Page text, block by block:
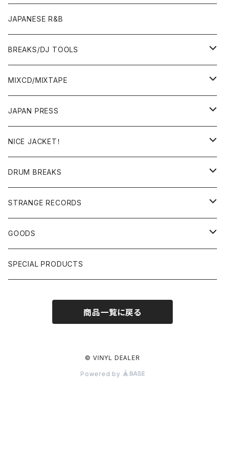
OTHERS
JAPANESE R&B
BREAKS/DJ TOOLS
BREAKS/MEGAMIX/CUT UP
RE-EDIT/DJ TOOLS
MIXCD/MIXTAPE
MIXCD
日本語ラップ
JAPANESE DJ
MIXTAPE
JAPAN PRESS
LP(+ OBI)
7"/12"
NICE JACKET！
DONUTS 45
GIRLS
HIPHOP CLASSIC GALLERY
日本語ラップ CLASSIC GALLERY
DRUM BREAKS
US/UK/OTHERS
JAPANESE
STRANGE RECORDS
DRUM DRUM DRUM/KARAOKE
パチソン/AUDIO CHECK/LIBRARY
GOODS
BOOK
SPECIAL PRODUCTS
商品一覧に戻る
© VINYL DEALER
Powered by